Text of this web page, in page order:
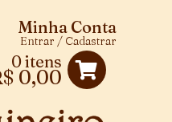
0 itens
0,00
Minha Conta
Entrar / Cadastrar